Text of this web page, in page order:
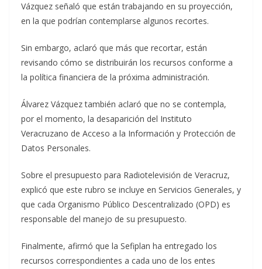
Vázquez señaló que están trabajando en su proyección,
en la que podrían contemplarse algunos recortes.
Sin embargo, aclaró que más que recortar, están
revisando cómo se distribuirán los recursos conforme a
la política financiera de la próxima administración.
Álvarez Vázquez también aclaró que no se contempla,
por el momento, la desaparición del Instituto
Veracruzano de Acceso a la Información y Protección de
Datos Personales.
Sobre el presupuesto para Radiotelevisión de Veracruz,
explicó que este rubro se incluye en Servicios Generales, y
que cada Organismo Público Descentralizado (OPD) es
responsable del manejo de su presupuesto.
Finalmente, afirmó que la Sefiplan ha entregado los
recursos correspondientes a cada uno de los entes